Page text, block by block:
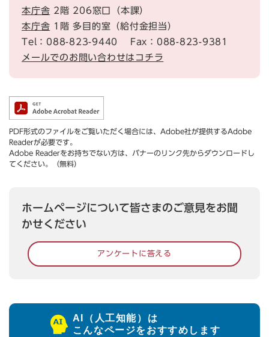
本庁舎 2階 206窓口（本課）
本庁舎 1階 多目的室（給付金担当）
Tel：088-823-9440
Fax：088-823-9381
メールでのお問い合わせはコチラ
PDF形式のファイルをご覧いただく場合には、Adobe社が提供するAdobe
Readerが必要です。
Adobe Readerをお持ちでない方は、バナーのリンク先からダウンロードし
てください。（無料）
ホームページについて皆さまのご意見をお聞
かせください
アンケートに答える
AI（人工知能）は
こんなページをおすすめします